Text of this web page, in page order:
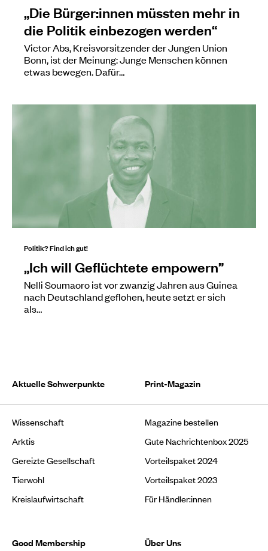
„Die Bürger:innen müssten mehr in
die Politik einbezogen werden“
Victor Abs, Kreisvorsitzender der Jungen Union
Bonn, ist der Meinung: Junge Menschen können
etwas bewegen. Dafür…
Politik? Find ich gut!
„Ich will Geflüchtete empowern”
Nelli Soumaoro ist vor zwanzig Jahren aus Guinea
nach Deutschland geflohen, heute setzt er sich
als…
Aktuelle Schwerpunkte
Wissenschaft
Arktis
Gereizte Gesellschaft
Tierwohl
Kreislaufwirtschaft
Print-Magazin
Magazine bestellen
Gute Nachrichtenbox 2025
Vorteilspaket 2024
Vorteilspaket 2023
Für Händler:innen
Good Membership Über Uns